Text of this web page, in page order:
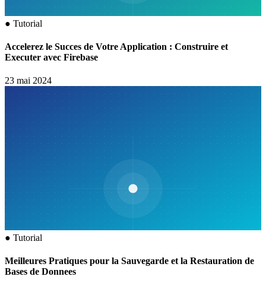
● Tutorial
Accelerez le Succes de Votre Application : Construire et
Executer avec Firebase
23 mai 2024
● Tutorial
Meilleures Pratiques pour la Sauvegarde et la Restauration de
Bases de Donnees